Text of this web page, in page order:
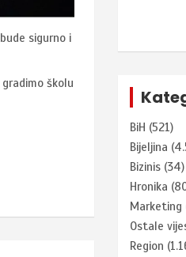
sigurno i
školu
BiH (521)
Bijeljina
Bizinis (34)
Hronika
Marketing
Ostale
Region